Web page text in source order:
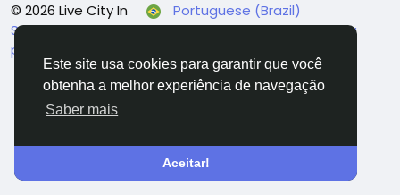
Este site usa cookies para garantir que você
obtenha a melhor experiência de navegação
Saber mais
Aceitar!
© 2026 Live City In
Portuguese (Brazil)
Sobre Termos Privacidade Shipping and delivery
policy
Diretório